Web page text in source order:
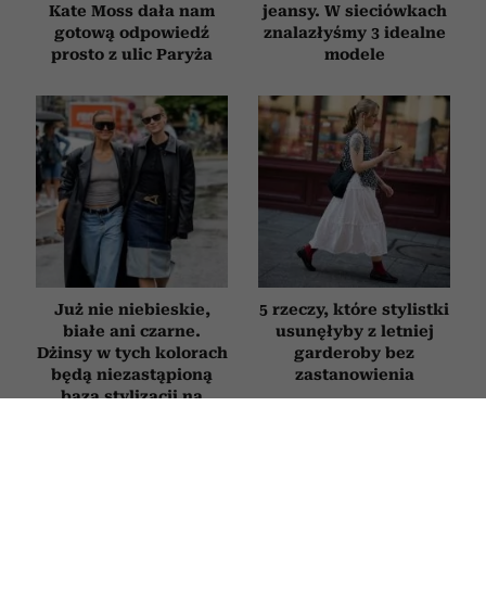
Kate Moss dała nam
gotową odpowiedź
prosto z ulic Paryża
jeansy. W sieciówkach
znalazłyśmy 3 idealne
modele
Już nie niebieskie,
białe ani czarne.
Dżinsy w tych kolorach
będą niezastąpioną
bazą stylizacji na
5 rzeczy, które stylistki
usunęłyby z letniej
garderoby bez
zastanowienia